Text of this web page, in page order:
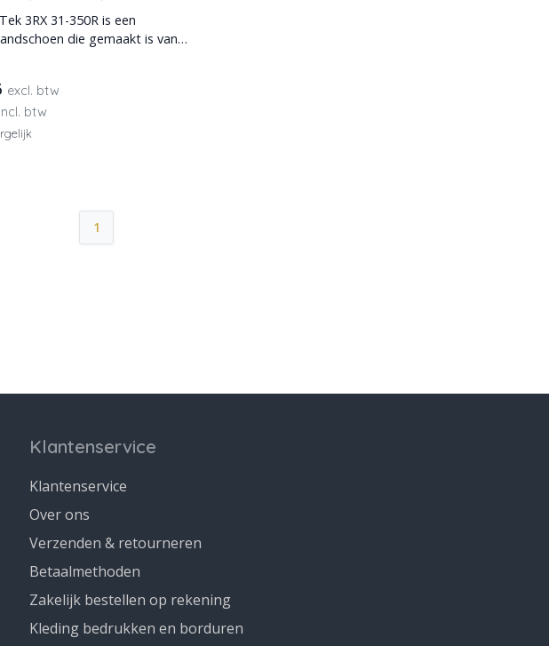
3RX 31-350R is een
die gemaakt is van
excl. btw
btw
1
Klantenservice
Klantenservice
Over ons
Verzenden & retourneren
Betaalmethoden
Zakelijk bestellen op rekening
Kleding bedrukken en borduren